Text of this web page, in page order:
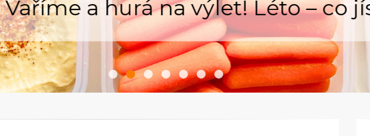
Vaříme a hurá na výlet! Léto – co